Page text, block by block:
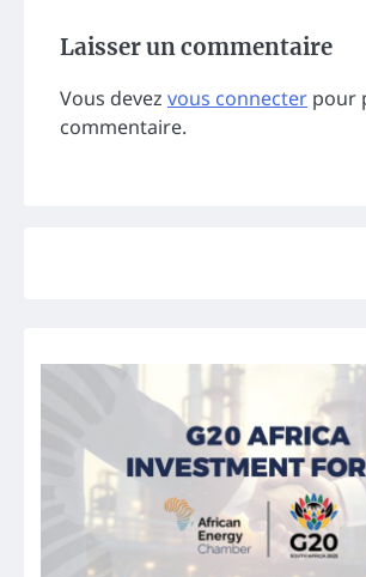
Laisser un commentaire
Vous devez vous connecter pour
commentaire.